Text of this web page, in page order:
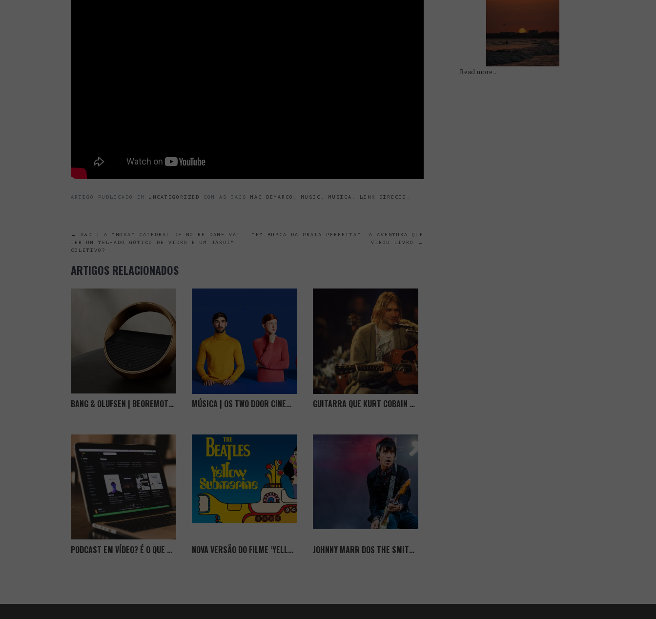
ARTIGO PUBLICADO EM UNCATEGORIZED COM AS TAGS MAC DEMARCO MUSIC MUSICA LINK DIRECTO
POST
NAVIGATION
←
A&D | A “NOVA” CATEDRAL DE NOTRE DAME VAI
TER UM TELHADO GÓTICO DE VIDRO E UM JARDIM
COLETIVO?
“EM BUSCA DA PRAIA PERFEITA”: A AVENTURA QUE
VIROU LIVRO
→
ARTIGOS RELACIONADOS
BANG & OLUFSEN | BEOREMOTE HALO MÚSICA | OS TWO DOOR CINEMA CLUB LANÇAM EP “LOST SONGS (FOUND)” GUITARRA QUE KURT COBAIN USOU NO MTV UNPLUGGED EM EXIBIÇÃO E LEILÃO
PODCAST EM VÍDEO? É O QUE O SPOTIFY ANDA A TESTAR NOVA VERSÃO DO FILME ‘YELLOW SUBMARINE’ VAI SER EXIBIDA EM DIRETO JOHNNY MARR DOS THE SMITHS ESTÁ A DAR AULAS DE GUITARRA ONLINE
Read more…